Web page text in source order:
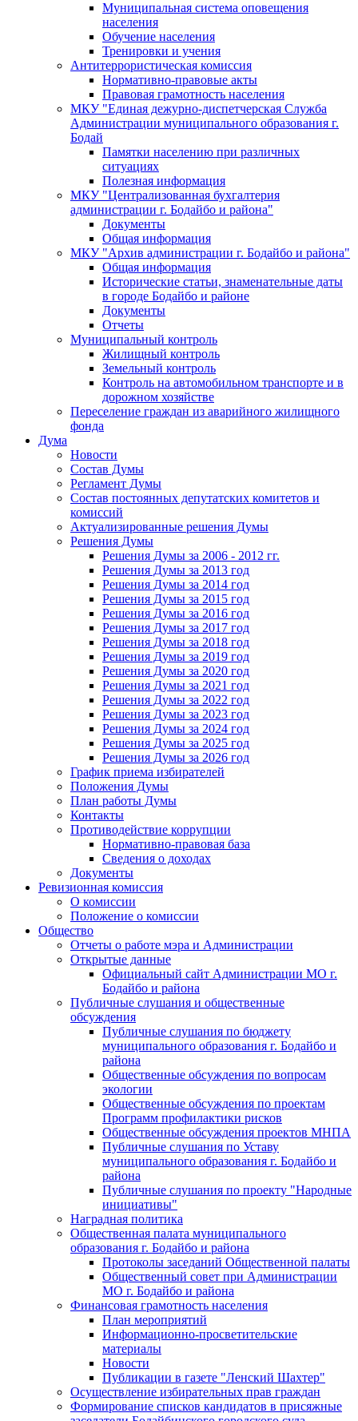
Муниципальная система оповещения
населения
Обучение населения
Тренировки и учения
Антитеррористическая комиссия
Нормативно-правовые акты
Правовая грамотность населения
МКУ "Единая дежурно-диспетчерская Служба
Администрации муниципального образования г.
Бодай
Памятки населению при различных
ситуациях
Полезная информация
МКУ "Централизованная бухгалтерия
администрации г. Бодайбо и района"
Документы
Общая информация
МКУ "Архив администрации г. Бодайбо и района"
Общая информация
Исторические статьи, знаменательные даты
в городе Бодайбо и районе
Документы
Отчеты
Муниципальный контроль
Жилищный контроль
Земельный контроль
Контроль на автомобильном транспорте и в
дорожном хозяйстве
Переселение граждан из аварийного жилищного
фонда
Дума
Новости
Состав Думы
Регламент Думы
Состав постоянных депутатских комитетов и
комиссий
Актуализированные решения Думы
Решения Думы
Решения Думы за 2006 - 2012 гг.
Решения Думы за 2013 год
Решения Думы за 2014 год
Решения Думы за 2015 год
Решения Думы за 2016 год
Решения Думы за 2017 год
Решения Думы за 2018 год
Решения Думы за 2019 год
Решения Думы за 2020 год
Решения Думы за 2021 год
Решения Думы за 2022 год
Решения Думы за 2023 год
Решения Думы за 2024 год
Решения Думы за 2025 год
Решения Думы за 2026 год
График приема избирателей
Положения Думы
План работы Думы
Контакты
Противодействие коррупции
Нормативно-правовая база
Сведения о доходах
Документы
Ревизионная комиссия
О комиссии
Положение о комиссии
Общество
Отчеты о работе мэра и Администрации
Открытые данные
Официальный сайт Администрации МО г.
Бодайбо и района
Публичные слушания и общественные
обсуждения
Публичные слушания по бюджету
муниципального образования г. Бодайбо и
района
Общественные обсуждения по вопросам
экологии
Общественные обсуждения по проектам
Программ профилактики рисков
Общественные обсуждения проектов МНПА
Публичные слушания по Уставу
муниципального образования г. Бодайбо и
района
Публичные слушания по проекту "Народные
инициативы"
Наградная политика
Общественная палата муниципального
образования г. Бодайбо и района
Протоколы заседаний Общественной палаты
Общественный совет при Администрации
МО г. Бодайбо и района
Финансовая грамотность населения
План мероприятий
Информационно-просветительские
материалы
Новости
Публикации в газете "Ленский Шахтер"
Осуществление избирательных прав граждан
Формирование списков кандидатов в присяжные